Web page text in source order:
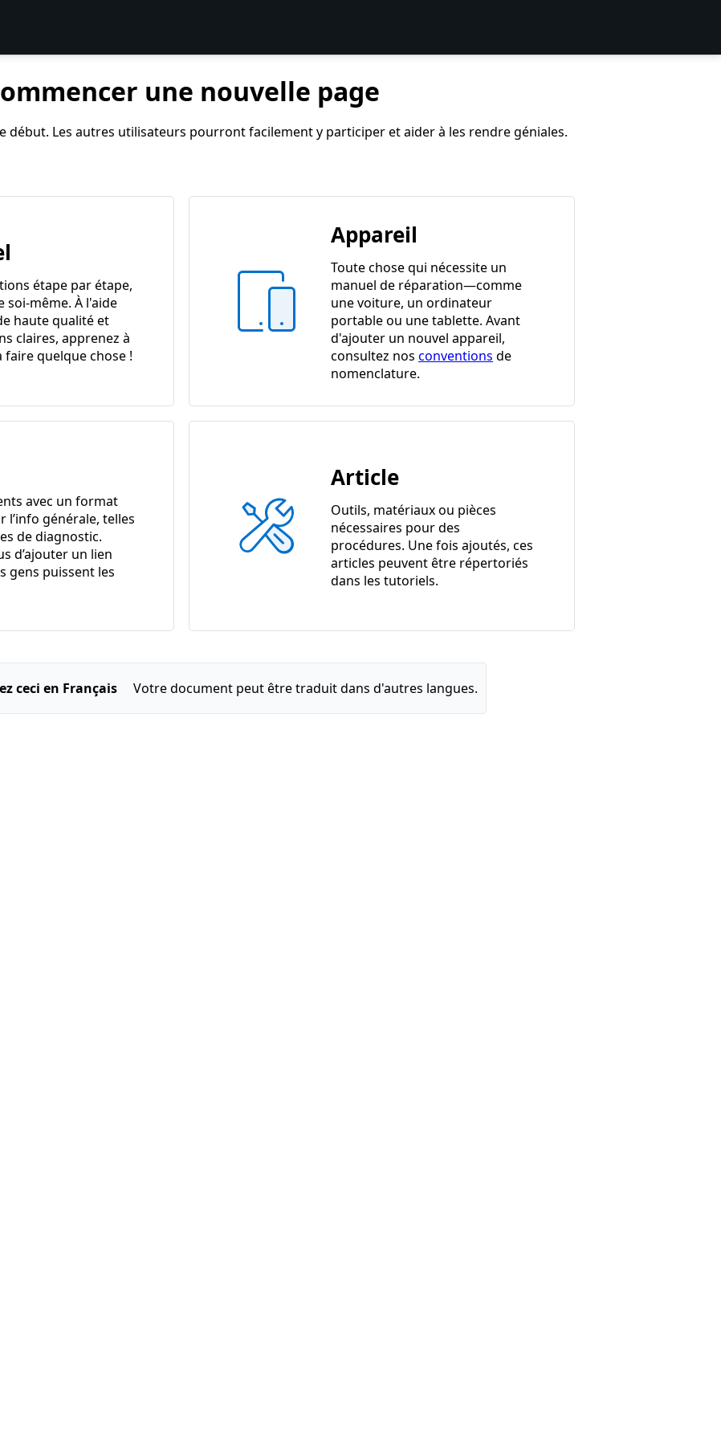
une nouvelle page
début. Les autres utilisateurs pourront facilement y participer et aider à les rendre géniales.
étape par étape,
soi-même. À l'aide
haute qualité et
claires, apprenez à
quelque chose !
Appareil
Toute chose qui nécessite un
manuel de réparation—comme
une voiture, un ordinateur
portable ou une tablette. Avant
d'ajouter un nouvel appareil,
consultez nos conventions de
nomenclature.
avec un format
l’info générale, telles
de diagnostic.
d’ajouter un lien
gens puissent les
Article
Outils, matériaux ou pièces
nécessaires pour des
procédures. Une fois ajoutés, ces
articles peuvent être répertoriés
dans les tutoriels.
ceci en Français Votre document peut être traduit dans d'autres langues.